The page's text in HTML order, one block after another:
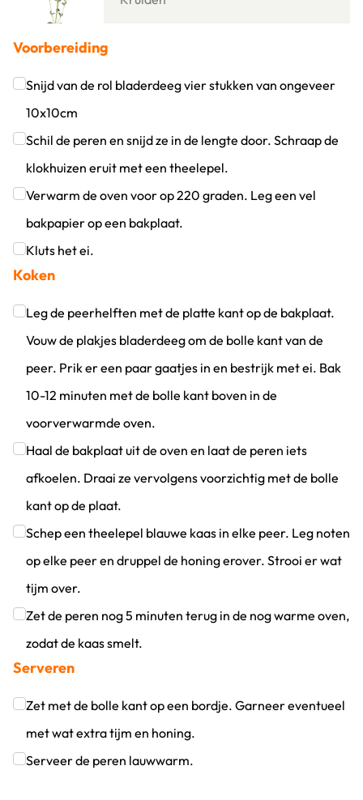
Voorbereiding
Snijd van de rol bladerdeeg vier stukken van ongeveer
10x10cm
Klik om dit selectievakje aan te vinken
Schil de peren en snijd ze in de lengte door. Schraap de
klokhuizen eruit met een theelepel.
Klik om dit selectievakje aan te vinken
Verwarm de oven voor op 220 graden. Leg een vel
bakpapier op een bakplaat.
Klik om dit selectievakje aan te vinken
Kluts het ei.
Klik om dit selectievakje aan te vinken
Koken
Leg de peerhelften met de platte kant op de bakplaat.
Vouw de plakjes bladerdeeg om de bolle kant van de
peer. Prik er een paar gaatjes in en bestrijk met ei. Bak
10-12 minuten met de bolle kant boven in de
voorverwarmde oven.
Klik om dit selectievakje aan te vinken
Haal de bakplaat uit de oven en laat de peren iets
afkoelen. Draai ze vervolgens voorzichtig met de bolle
kant op de plaat.
Klik om dit selectievakje aan te vinken
Schep een theelepel blauwe kaas in elke peer. Leg noten
op elke peer en druppel de honing erover. Strooi er wat
tijm over.
Klik om dit selectievakje aan te vinken
Zet de peren nog 5 minuten terug in de nog warme oven,
zodat de kaas smelt.
Klik om dit selectievakje aan te vinken
Serveren
Zet met de bolle kant op een bordje. Garneer eventueel
met wat extra tijm en honing.
Klik om dit selectievakje aan te vinken
Serveer de peren lauwwarm.